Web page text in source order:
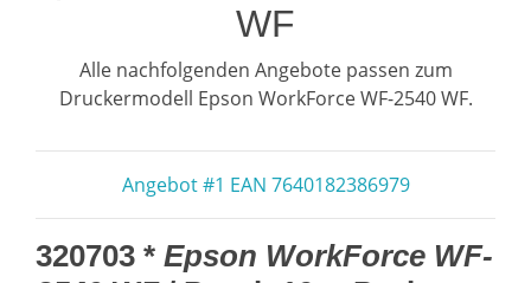
WF
Alle nachfolgenden Angebote passen zum
Druckermodell Epson WorkForce WF-2540 WF.
Angebot #1 EAN 7640182386979
320703 * Epson WorkForce WF-